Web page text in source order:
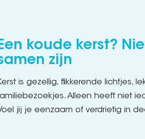
koude kerst?
zijn
is gezellig, flikkerende lichtjes,
Alleen heeft niet
jij je eenzaam of verdrietig in